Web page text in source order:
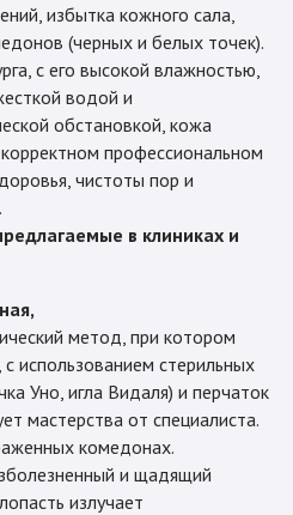
избытка кожного сала,
(черных и белых точек).
с его высокой влажностью,
водой и
обстановкой, кожа
профессиональном
чистоты пор и
в клиниках и
метод, при котором
использованием стерильных
Уно, игла Видаля) и перчаток
мастерства от специалиста.
комедонах.
и щадящий
излучает